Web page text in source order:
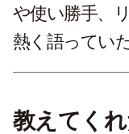
や使い勝手、
熱く語ってい
教えてく